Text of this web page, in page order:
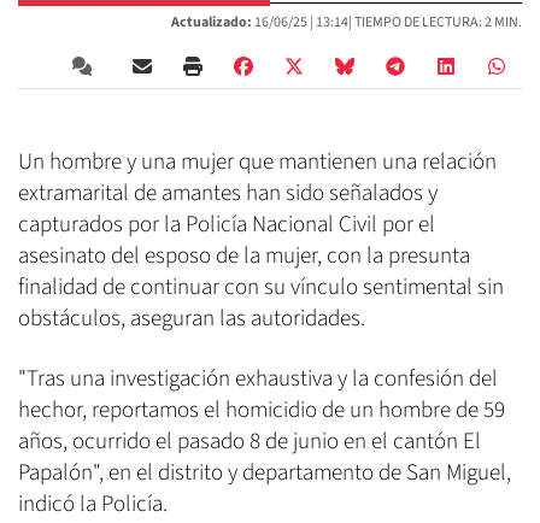
Actualizado: 16/06/25 | 13:14| TIEMPO DE LECTURA: 2 MIN.
Un hombre y una mujer que mantienen una relación
extramarital de amantes han sido señalados y
capturados por la Policía Nacional Civil por el
asesinato del esposo de la mujer, con la presunta
finalidad de continuar con su vínculo sentimental sin
obstáculos, aseguran las autoridades.
"Tras una investigación exhaustiva y la confesión del
hechor, reportamos el homicidio de un hombre de 59
años, ocurrido el pasado 8 de junio en el cantón El
Papalón", en el distrito y departamento de San Miguel,
indicó la Policía.